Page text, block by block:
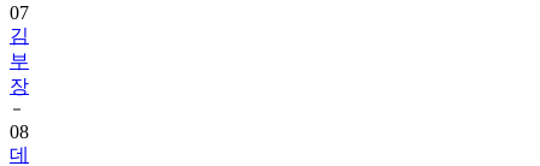
07
김
부
장
08
데